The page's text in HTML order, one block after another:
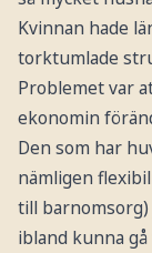
Kvinnan hade
torktumlade
Problemet var
ekonomin
Den som har
nämligen
till barnomsorg)
ibland kunna